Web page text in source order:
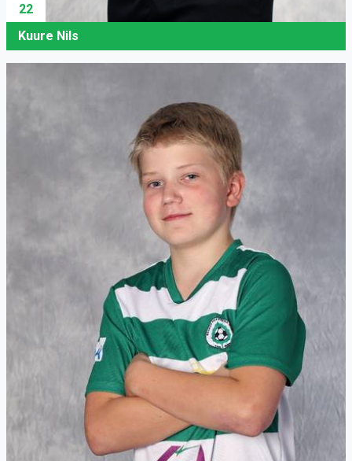
22
Kuure Nils